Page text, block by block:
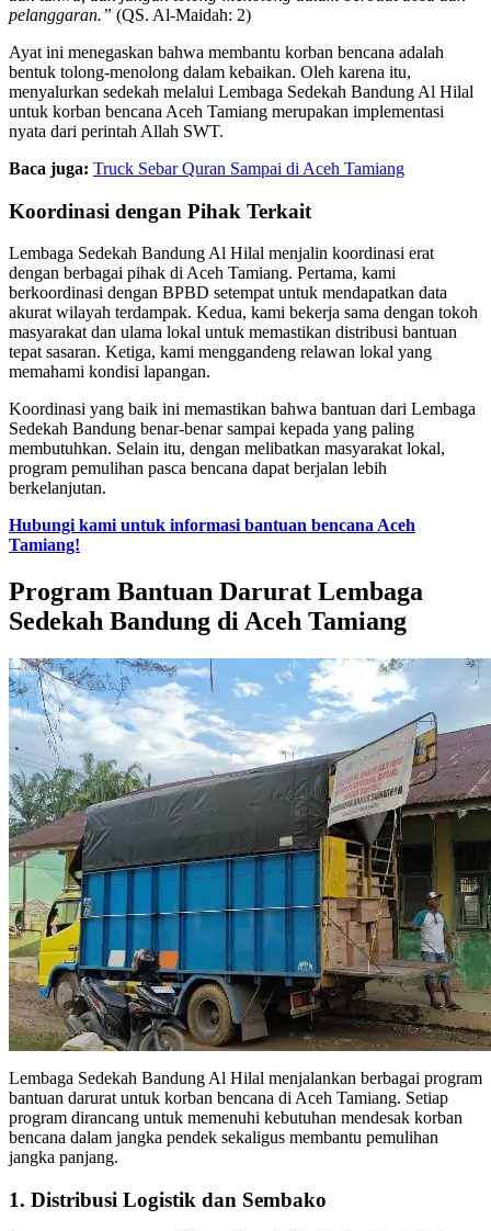
pelanggaran.” (QS. Al-Maidah: 2)
Ayat ini menegaskan bahwa membantu korban bencana adalah
bentuk tolong-menolong dalam kebaikan. Oleh karena itu,
menyalurkan sedekah melalui Lembaga Sedekah Bandung Al Hilal
untuk korban bencana Aceh Tamiang merupakan implementasi
nyata dari perintah Allah SWT.
Baca juga: Truck Sebar Quran Sampai di Aceh Tamiang
Koordinasi dengan Pihak Terkait
Lembaga Sedekah Bandung Al Hilal menjalin koordinasi erat
dengan berbagai pihak di Aceh Tamiang. Pertama, kami
berkoordinasi dengan BPBD setempat untuk mendapatkan data
akurat wilayah terdampak. Kedua, kami bekerja sama dengan tokoh
masyarakat dan ulama lokal untuk memastikan distribusi bantuan
tepat sasaran. Ketiga, kami menggandeng relawan lokal yang
memahami kondisi lapangan.
Koordinasi yang baik ini memastikan bahwa bantuan dari Lembaga
Sedekah Bandung benar-benar sampai kepada yang paling
membutuhkan. Selain itu, dengan melibatkan masyarakat lokal,
program pemulihan pasca bencana dapat berjalan lebih
berkelanjutan.
Hubungi kami untuk informasi bantuan bencana Aceh
Tamiang!
Program Bantuan Darurat Lembaga
Sedekah Bandung di Aceh Tamiang
Lembaga Sedekah Bandung Al Hilal menjalankan berbagai program
bantuan darurat untuk korban bencana di Aceh Tamiang. Setiap
program dirancang untuk memenuhi kebutuhan mendesak korban
bencana dalam jangka pendek sekaligus membantu pemulihan
jangka panjang.
1. Distribusi Logistik dan Sembako